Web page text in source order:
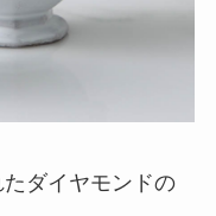
ダイヤモンドの